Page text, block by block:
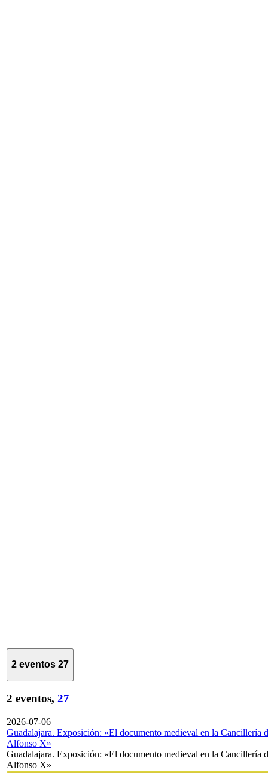
2 eventos 27
2 eventos, 27
2026-07-06
Guadalajara. Exposición: «El documento medieval en la Cancillería
Alfonso X»
Guadalajara. Exposición: «El documento medieval en la Cancillería
Alfonso X»